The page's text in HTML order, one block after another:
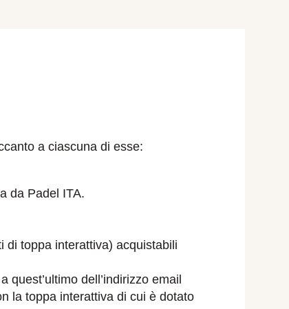
a ciascuna di esse:
da Padel ITA.
di toppa interattiva) acquistabili
dell’indirizzo email
la toppa interattiva di cui è dotato